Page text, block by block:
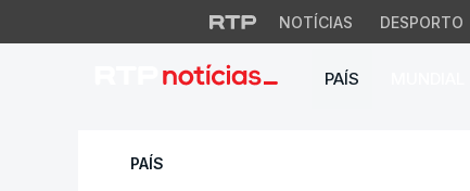
NOTÍCIAS DESPORTO
PAÍS
Ordem dos
PAÍS